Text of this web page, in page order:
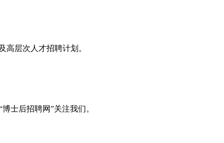
高层次人才招聘计划。
士后招聘网”关注我们。